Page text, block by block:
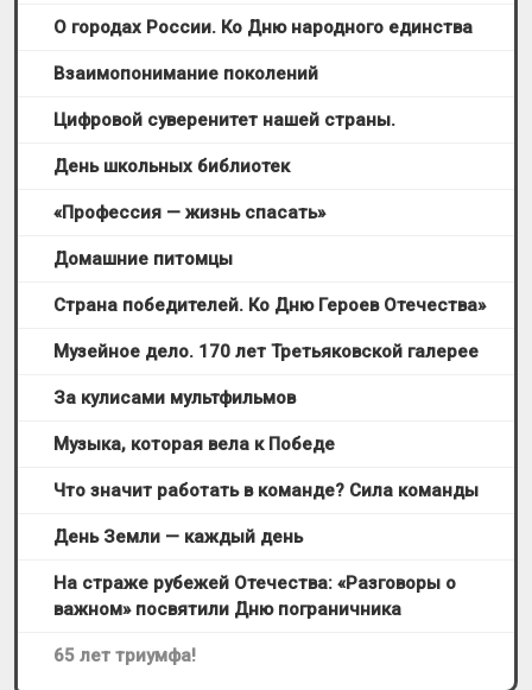
О городах России. Ко Дню народного единства
Взаимопонимание поколений
Цифровой суверенитет нашей страны.
День школьных библиотек
«Профессия — жизнь спасать»
Домашние питомцы
Страна победителей. Ко Дню Героев Отечества»
Музейное дело. 170 лет Третьяковской галерее
За кулисами мультфильмов
Музыка, которая вела к Победе
Что значит работать в команде? Сила команды
День Земли — каждый день
На страже рубежей Отечества: «Разговоры о
важном» посвятили Дню пограничника
65 лет триумфа!